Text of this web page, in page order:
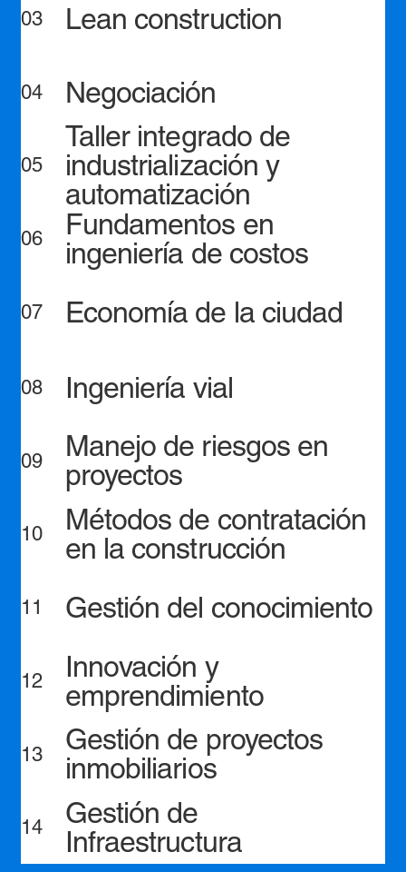
03 Lean construction
04 Negociación
05
Taller integrado de
industrialización y
automatización
06
Fundamentos en
ingeniería de costos
07 Economía de la ciudad
08 Ingeniería vial
09
Manejo de riesgos en
proyectos
10
Métodos de contratación
en la construcción
11 Gestión del conocimiento
12
Innovación y
emprendimiento
13
Gestión de proyectos
inmobiliarios
14
Gestión de
Infraestructura